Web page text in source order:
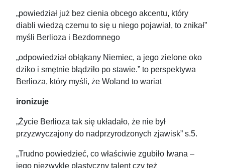
„powiedział już bez cienia obcego akcentu, który
diabli wiedzą czemu to się u niego pojawiał, to znikał”
myśli Berlioza i Bezdomnego
„odpowiedział obłąkany Niemiec, a jego zielone oko
dziko i smętnie błądziło po stawie.” to perspektywa
Berlioza, który myśli, że Woland to wariat
ironizuje
„Życie Berlioza tak się układało, że nie był
przyzwyczajony do nadprzyrodzonych zjawisk” s.5.
„Trudno powiedzieć, co właściwie zgubiło Iwana –
jego niezwykle plastyczny talent czy też